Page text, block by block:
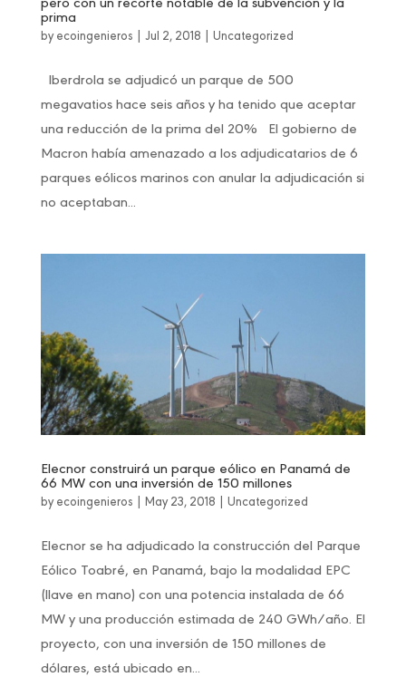
pero con un recorte notable de la subvención y la
prima
by ecoingenieros Jul 2, 2018 Uncategorized
Iberdrola se adjudicó un parque de 500
megavatios hace seis años y ha tenido que aceptar
una reducción de la prima del 20% El gobierno de
Macron había amenazado a los adjudicatarios de 6
parques eólicos marinos con anular la adjudicación si
no aceptaban...
Elecnor construirá un parque eólico en Panamá de
66 MW con una inversión de 150 millones
by ecoingenieros May 23, 2018 Uncategorized
Elecnor se ha adjudicado la construcción del Parque
Eólico Toabré, en Panamá, bajo la modalidad EPC
(llave en mano) con una potencia instalada de 66
MW y una producción estimada de 240 GWh/año. El
proyecto, con una inversión de 150 millones de
dólares, está ubicado en...